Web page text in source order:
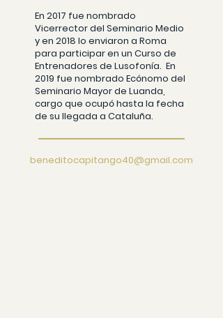
En 2017 fue nombrado
Vicerrector del Seminario Medio
y en 2018 lo enviaron a Roma
para participar en un Curso de
Entrenadores de Lusofonía. En
2019 fue nombrado Ecónomo del
Seminario Mayor de Luanda,
cargo que ocupó hasta la fecha
de su llegada a Cataluña.
beneditocapitango40@gmail.com